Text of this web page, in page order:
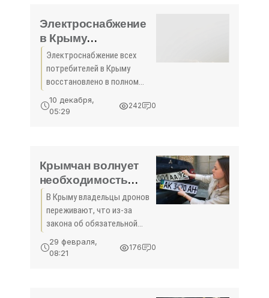
Электроснабжение
в Крыму
восстановлено в
полном объеме, —
Минэнерго РФ -
«Общество Крыма»
Электроснабжение всех
потребителей в Крыму
восстановлено в полном
материалах Минэнерго РФ
10 декабря,
05:29
242 0
Крымчан волнует
необходимость
регистрировать
беспилотники в
ФСБ - «Общество»
В Крыму владельцы дронов
переживают, что из-за
закона об обязательной
в ФСБ России, они могут
29 февраля,
08:21
176 0